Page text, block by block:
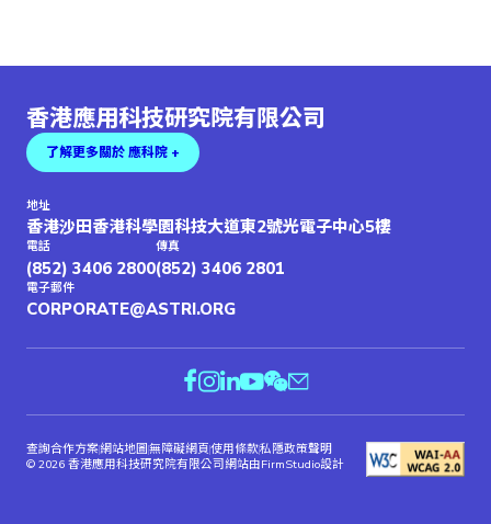
香港應用科技研究院有限公司
了解更多關於 應科院 +
地址
香港沙田香港科學園科技大道東2號光電子中心5樓
電話
(852) 3406 2800
傳真
(852) 3406 2801
電子郵件
CORPORATE@ASTRI.ORG
查詢合作方案網站地圖 無障礙網頁使用條款私隱政策聲明
© 2026 香港應用科技研究院有限公司網站由FirmStudio設計